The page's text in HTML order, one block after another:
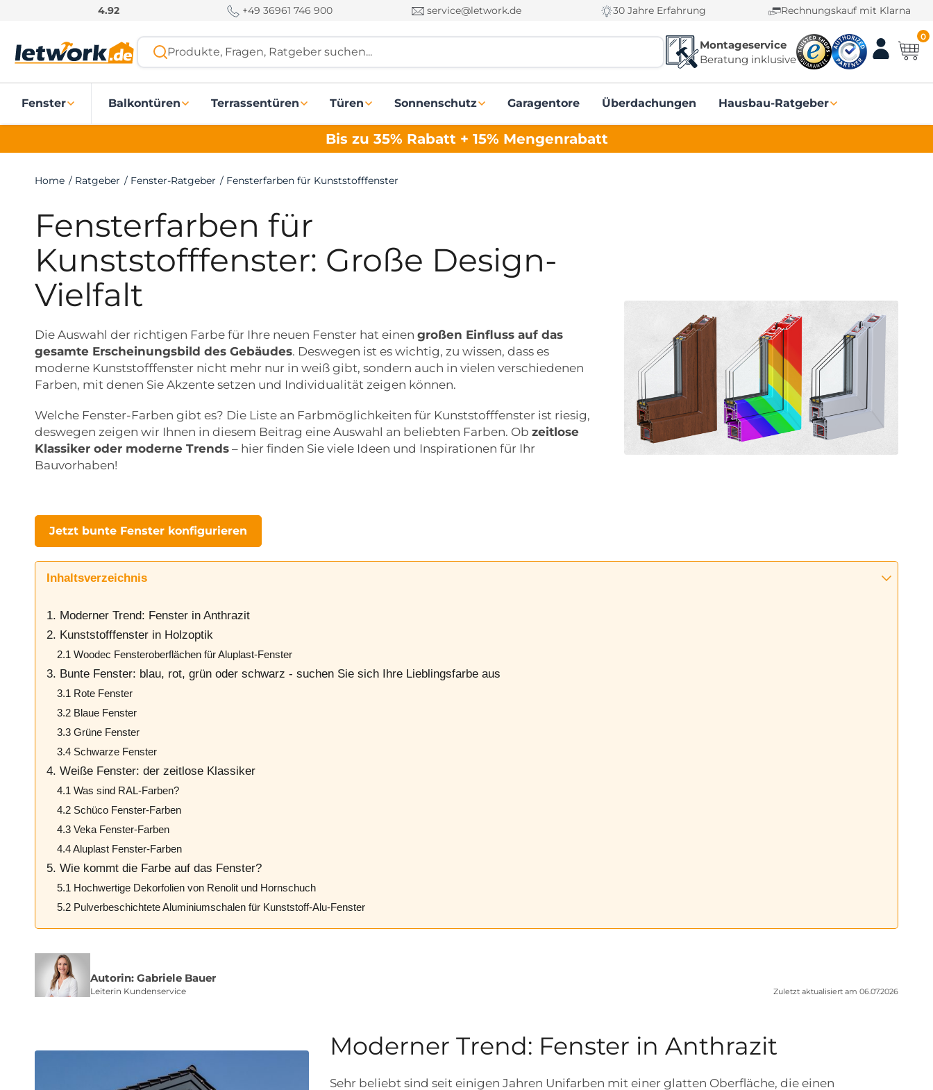
o
4.92 +49 36961 746 900 service@letwork.de 30 Jahre Erfahrung Rechnungskauf mit Klarna
Produkte, Fragen, Ratgeber suchen...
Montageservice
Beratung inklusive
0
Fenster Balkontüren Terrassentüren Türen Sonnenschutz Garagentore Überdachungen Hausbau-Ratgeber
Bis zu 35% Rabatt + 15% Mengenrabatt
Home / Ratgeber / Fenster-Ratgeber / Fensterfarben für Kunststofffenster
Fensterfarben für
Kunststofffenster: Große Design-
Vielfalt
Die Auswahl der richtigen Farbe für Ihre neuen Fenster hat einen großen Einfluss auf das
gesamte Erscheinungsbild des Gebäudes. Deswegen ist es wichtig, zu wissen, dass es
moderne Kunststofffenster nicht mehr nur in weiß gibt, sondern auch in vielen verschiedenen
Farben, mit denen Sie Akzente setzen und Individualität zeigen können.
Welche Fenster-Farben gibt es? Die Liste an Farbmöglichkeiten für Kunststofffenster ist riesig,
deswegen zeigen wir Ihnen in diesem Beitrag eine Auswahl an beliebten Farben. Ob zeitlose
Klassiker oder moderne Trends – hier finden Sie viele Ideen und Inspirationen für Ihr
Bauvorhaben!
Jetzt bunte Fenster konfigurieren
Inhaltsverzeichnis
1. Moderner Trend: Fenster in Anthrazit
2. Kunststofffenster in Holzoptik
2.1 Woodec Fensteroberflächen für Aluplast-Fenster
3. Bunte Fenster: blau, rot, grün oder schwarz - suchen Sie sich Ihre Lieblingsfarbe aus
3.1 Rote Fenster
3.2 Blaue Fenster
3.3 Grüne Fenster
3.4 Schwarze Fenster
4. Weiße Fenster: der zeitlose Klassiker
4.1 Was sind RAL-Farben?
4.2 Schüco Fenster-Farben
4.3 Veka Fenster-Farben
4.4 Aluplast Fenster-Farben
5. Wie kommt die Farbe auf das Fenster?
5.1 Hochwertige Dekorfolien von Renolit und Hornschuch
5.2 Pulverbeschichtete Aluminiumschalen für Kunststoff-Alu-Fenster
Autorin: Gabriele Bauer
Leiterin Kundenservice Zuletzt aktualisiert am 06.07.2026
Moderner Trend: Fenster in Anthrazit
Sehr beliebt sind seit einigen Jahren Unifarben mit einer glatten Oberfläche, die einen